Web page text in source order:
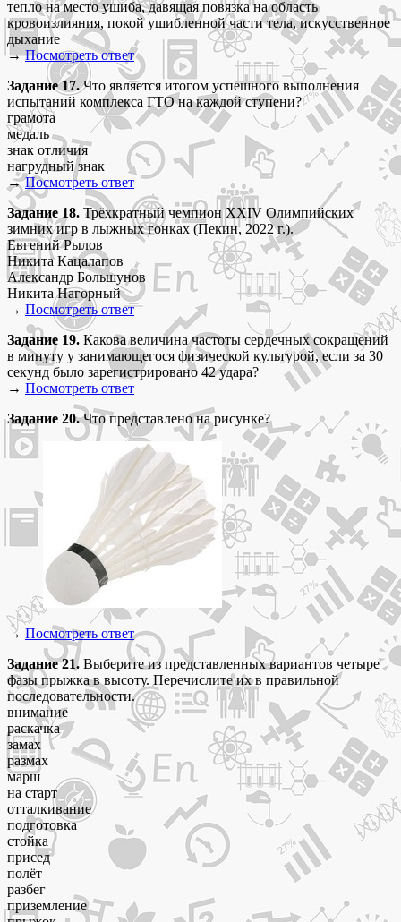
тепло на место ушиба, давящая повязка на область
кровоизлияния, покой ушибленной части тела, искусственное
дыхание
→Посмотреть ответ
Задание 17.Что является итогом успешного выполнения
испытаний комплекса ГТО на каждой ступени?
грамота
медаль
знак отличия
нагрудный знак
→Посмотреть ответ
Задание 18. Трёхкратный чемпион XXIV Олимпийских
зимних игр в лыжных гонках (Пекин, 2022 г.).
Евгений Рылов
Никита Кацалапов
Александр Большунов
Никита Нагорный
→ Посмотреть ответ
Задание 19. Какова величина частоты сердечных сокращений
в минуту у занимающегося физической культурой, если за 30
секунд было зарегистрировано 42 удара?
→ Посмотреть ответ
Задание 20.Что представлено на рисунке?
→ Посмотреть ответ
Задание 21. Выберите из представленных вариантов четыре
фазы прыжка в высоту. Перечислите их в правильной
последовательности.
внимание
раскачка
замах
размах
марш
на старт
отталкивание
подготовка
стойка
присед
полёт
разбег
приземление